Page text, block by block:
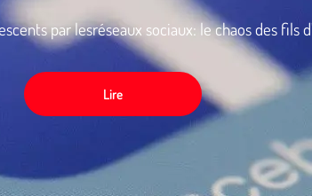
par lesréseaux sociaux: le chaos des fils
Lire